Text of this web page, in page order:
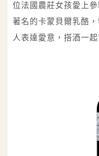
位法國農莊女孩愛上
著名的卡蒙貝爾乳酪
人表達愛意，搭酒一起